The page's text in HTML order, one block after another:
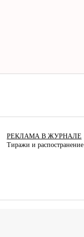
РЕКЛАМА В ЖУРНАЛЕ
Тиражи и распостранение